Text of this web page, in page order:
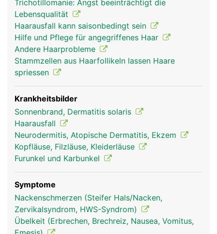
Haarwurzel bildet an ihrem unteren Ende eine
knollige Verdickung, die Haarzwiebel. Dort
befindet sich auch die gut durchblutete
Haarpapille, die das Haar mit Nährstoffen versorgt
und so zum Wachsen bringt. Zu jedem Haarfollikel
gehört ein kleiner Muskel, der das Haar bei Kälte
oder Stress aufrichtet ("Gänsehaut"). Die Körper-
und Kopfhaare dienen zum Schutz vor Kälte und
Sonneneinstrahlung. Die Augenbrauen und
Wimpern schützen die Augen vor äusseren
Einflüssen und die Nasenhaare fangen kleine
Partikel (z.B. Staub) ab, damit sie nicht eingeatmet
werden.
Trichotillomanie: Angst beeinträchtigt die
Lebensqualität
Haarausfall kann saisonbedingt sein
Hilfe und Pflege für angegriffenes Haar
Andere Haarprobleme
Stammzellen aus Haarfollikeln lassen Haare
spriessen
Krankheitsbilder
Sonnenbrand, Dermatitis solaris
Haarausfall
Neurodermitis, Atopische Dermatitis, Ekzem
Kopfläuse, Filzläuse, Kleiderläuse
Furunkel und Karbunkel
Symptome
Nackenschmerzen (Steifer Hals/Nacken,
Zervikalsyndrom, HWS-Syndrom)
Übelkeit (Erbrechen, Brechreiz, Nausea, Vomitus,